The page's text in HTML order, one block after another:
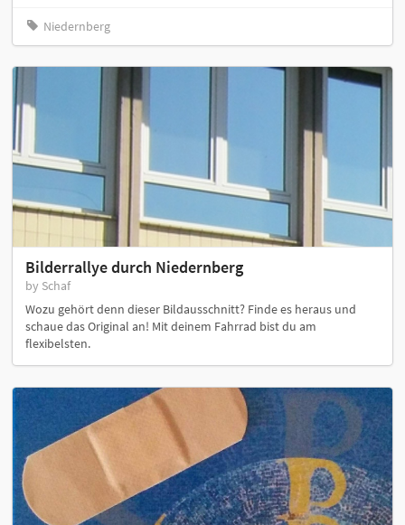
Niedernberg
Bilderrallye durch Niedernberg
by Schaf
Wozu gehört denn dieser Bildausschnitt? Finde es heraus und
schaue das Original an! Mit deinem Fahrrad bist du am
flexibelsten.